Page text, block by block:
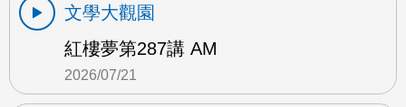
文學大觀園
紅樓夢第287講 AM
2026/07/21